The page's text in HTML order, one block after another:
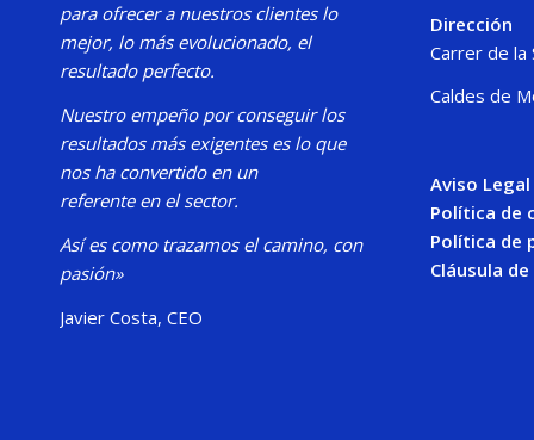
para ofrecer a nuestros clientes lo
mejor, lo más evolucionado, el
resultado perfecto.
Nuestro empeño por conseguir los
resultados más exigentes es lo que
nos ha convertido en un
referente en el sector.
Así es como trazamos el camino, con
pasión»
Javier Costa, CEO
Dirección
Carrer de la
Caldes de
Aviso Legal
Política de
Política de
Cláusula